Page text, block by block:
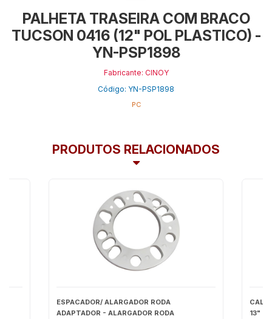
PALHETA TRASEIRA COM BRACO
TUCSON 0416 (12" POL PLASTICO) -
YN-PSP1898
Fabricante: CINOY
Código: YN-PSP1898
PC
PRODUTOS RELACIONADOS
ESPACADOR/ ALARGADOR RODA
ADAPTADOR - ALARGADOR RODA
13" -